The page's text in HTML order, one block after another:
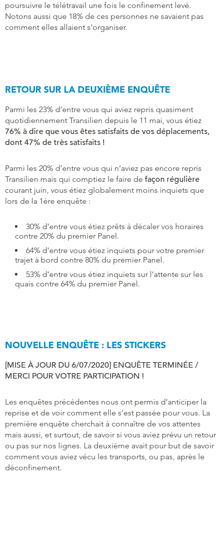
poursuivre le télétravail une fois le confinement levé.
Notons aussi que 18% de ces personnes ne savaient pas
comment elles allaient s’organiser.
RETOUR SUR LA DEUXIÈME ENQUÊTE
Parmi les 23% d’entre vous qui aviez repris quasiment
quotidiennement Transilien depuis le 11 mai, vous étiez
76% à dire que vous êtes satisfaits de vos déplacements,
dont 47% de très satisfaits !
Parmi les 20% d’entre vous qui n’aviez pas encore repris
Transilien mais qui comptiez le faire de façon régulière
courant juin, vous étiez globalement moins inquiets que
lors de la 1ère enquête :
30% d’entre vous étiez prêts à décaler vos horaires
contre 20% du premier Panel.
64% d’entre vous étiez inquiets pour votre premier
trajet à bord contre 80% du premier Panel.
53% d’entre vous étiez inquiets sur l’attente sur les
quais contre 64% du premier Panel.
NOUVELLE ENQUÊTE : LES STICKERS
[MISE À JOUR DU 6/07/2020] ENQUÊTE TERMINÉE /
MERCI POUR VOTRE PARTICIPATION !
Les enquêtes précédentes nous ont permis d’anticiper la
reprise et de voir comment elle s’est passée pour vous. La
première enquête cherchait à connaître de vos attentes
mais aussi, et surtout, de savoir si vous aviez prévu un retour
ou pas sur nos lignes. La deuxième avait pour but de savoir
comment vous aviez vécu les transports, ou pas, après le
déconfinement.